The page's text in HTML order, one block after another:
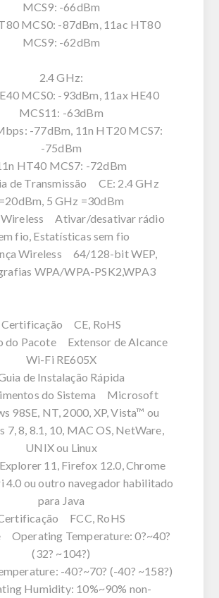
MCS9: -66dBm
MCS0: -87dBm, 11ac HT80
MCS9: -62dBm
2.4 GHz:
MCS0: -93dBm, 11ax HE40
MCS11: -63dBm
-77dBm, 11n HT20 MCS7:
-75dBm
HT40 MCS7: -72dBm
de Transmissão CE: 2.4 GHz
=20dBm, 5 GHz =30dBm
Wireless Ativar/desativar rádio
fio, Estatísticas sem fio
Wireless 64/128-bit WEP,
WPA/WPA-PSK2,WPA3
Certificação CE, RoHS
do Pacote Extensor de Alcance
Wi-Fi RE605X
de Instalação Rápida
do Sistema Microsoft
98SE, NT, 2000, XP, Vista™ ou
7, 8, 8.1, 10, MAC OS, NetWare,
UNIX ou Linux
11, Firefox 12.0, Chrome
4.0 ou outro navegador habilitado
para Java
FCC, RoHS
Operating Temperature: 0?~40?
(32? ~104?)
-40?~70? (-40? ~158?)
Humidity: 10%~90% non-